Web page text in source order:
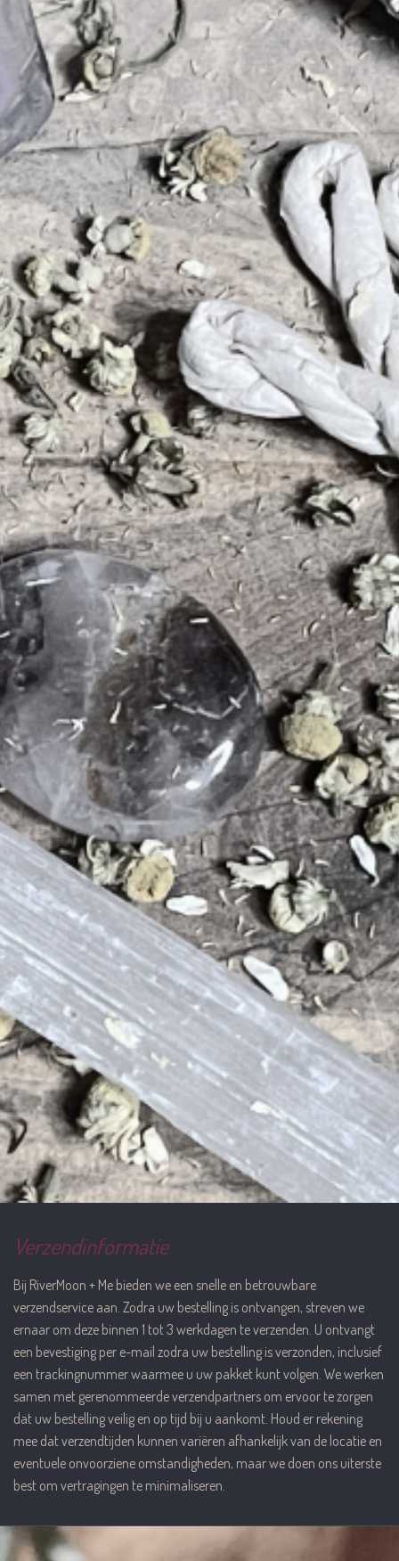
Verzendinformatie
Bij RiverMoon + Me bieden we een snelle en betrouwbare
verzendservice aan. Zodra uw bestelling is ontvangen, streven we
ernaar om deze binnen 1 tot 3 werkdagen te verzenden. U ontvangt
een bevestiging per e-mail zodra uw bestelling is verzonden, inclusief
een trackingnummer waarmee u uw pakket kunt volgen. We werken
samen met gerenommeerde verzendpartners om ervoor te zorgen
dat uw bestelling veilig en op tijd bij u aankomt. Houd er rekening
mee dat verzendtijden kunnen variëren afhankelijk van de locatie en
eventuele onvoorziene omstandigheden, maar we doen ons uiterste
best om vertragingen te minimaliseren.